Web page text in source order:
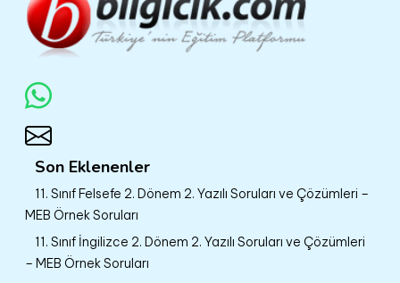
Son Eklenenler
11. Sınıf Felsefe 2. Dönem 2. Yazılı Soruları ve Çözümleri –
MEB Örnek Soruları
11. Sınıf İngilizce 2. Dönem 2. Yazılı Soruları ve Çözümleri
– MEB Örnek Soruları